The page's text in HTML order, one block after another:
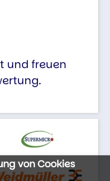
und freuen
von Cookies